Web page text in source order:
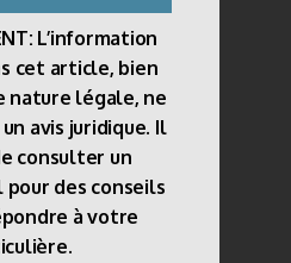
L’information
cet article, bien
nature légale, ne
avis juridique. Il
consulter un
des conseils
à votre